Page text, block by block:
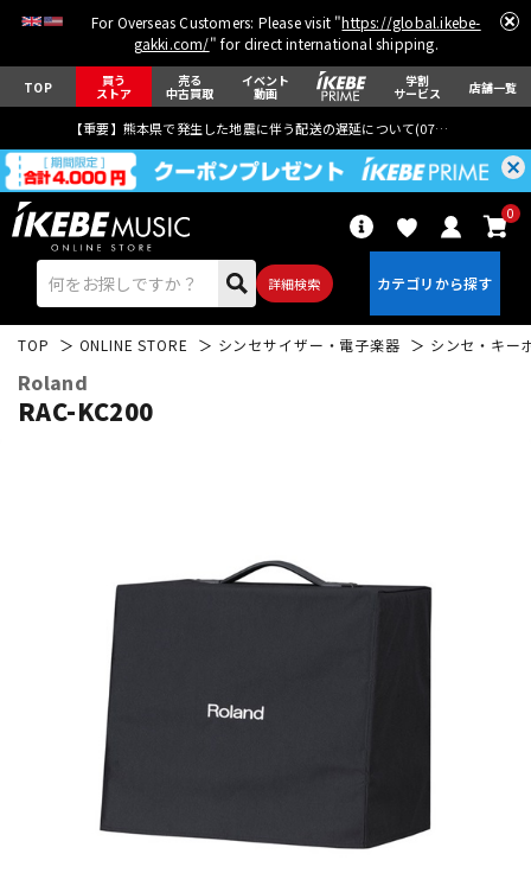
For Overseas Customers: Please visit "https://global.ikebe-
gakki.com/" for direct international shipping.
TOP 買う
ストア
売る
中古買取
イベント
動画
学割
サービス 店舗一覧
【重要】熊本県で発生した地震に伴う配送の遅延について(07月29日
詳細検索
0
ドラム
キーボード
管楽器
TOP ONLINE STORE シンセサイザー・電子楽器 シンセ・キー
Roland
RAC-KC200